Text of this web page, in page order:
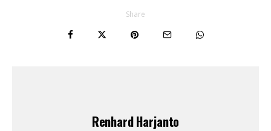
Share
Renhard Harjanto